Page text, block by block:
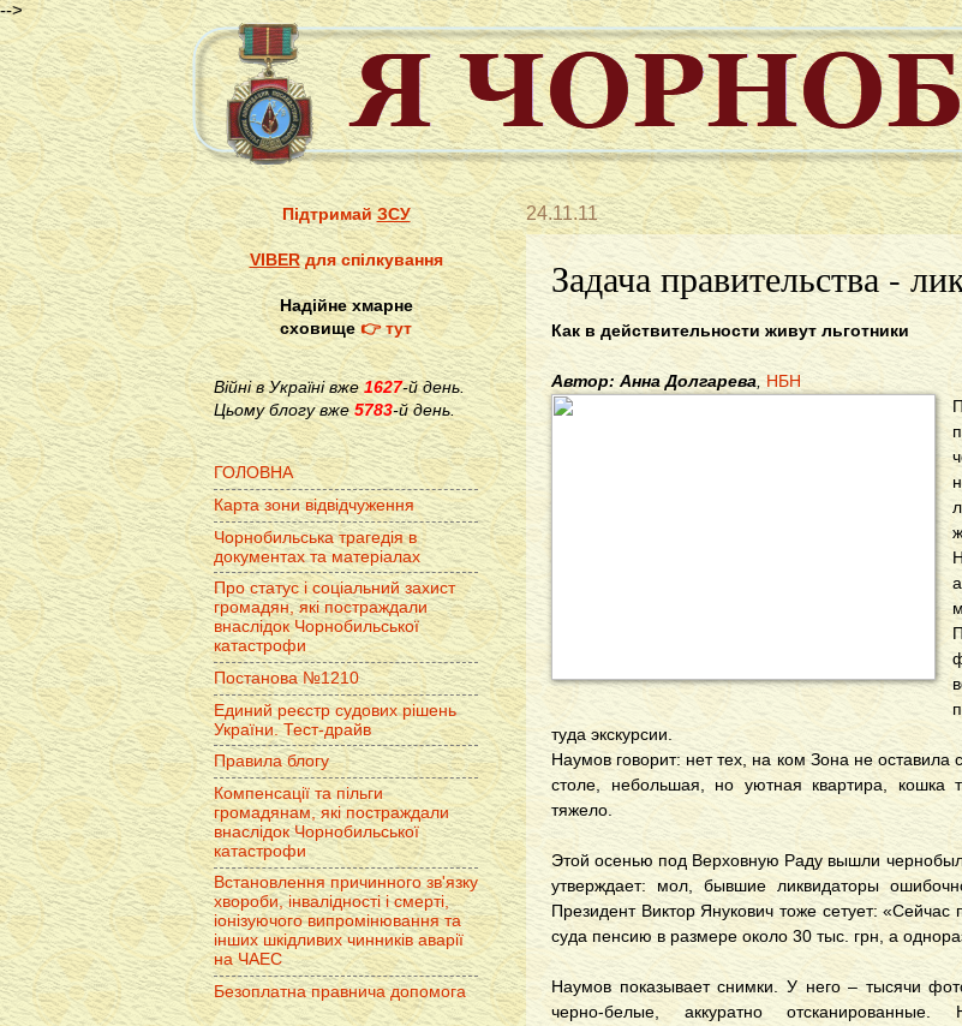
-->
24.11.11
Задача правительства -
Как в действительности живут льготники
Автор: Анна Долгарева, НБН
туда экскурсии.
Наумов говорит: нет тех, на ком Зона не оставила
столе, небольшая, но уютная квартира, кошка
тяжело.
Этой осенью под Верховную Раду вышли
утверждает: мол, бывшие ликвидаторы
Президент Виктор Янукович тоже сетует:
суда пенсию в размере около 30 тыс. грн, а
Наумов показывает снимки. У него – тысячи
черно-белые, аккуратно
ПідтримайЗСУ
VIBERдля спілкування
Надійне хмарне
сховище👉 тут
Війні в Україні вже1627-й день.
Цьому блогу вже 5783-й день.
ГОЛОВНА
Карта зони відвідчуження
Чорнобильська трагедія в
документах та матеріалах
Про статус і соціальний захист
громадян, які постраждали
внаслідок Чорнобильської
катастрофи
Постанова №1210
Единий реєстр судових рішень
України. Тест-драйв
Правила блогу
Компенсації та пільги
громадянам, які постраждали
внаслідок Чорнобильської
катастрофи
Встановлення причинного зв'язку
хвороби, інвалідності і смерті,
іонізуючого випромінювання та
інших шкідливих чинників аварії
на ЧАЕС
Безоплатна правнича допомога